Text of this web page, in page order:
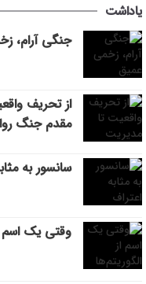
یاداشت
جنگی آرام،
از تحریف
مقدم جنگ
سانسور به
وقتی یک اسم